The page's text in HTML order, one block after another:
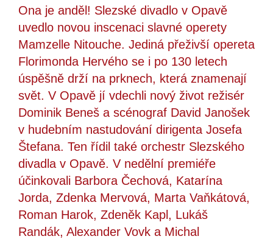
Ona je anděl! Slezské divadlo v Opavě
uvedlo novou inscenaci slavné operety
Mamzelle Nitouche. Jediná přeživší opereta
Florimonda Hervého se i po 130 letech
úspěšně drží na prknech, která znamenají
svět. V Opavě jí vdechli nový život režisér
Dominik Beneš a scénograf David Janošek
v hudebním nastudování dirigenta Josefa
Štefana. Ten řídil také orchestr Slezského
divadla v Opavě. V nedělní premiéře
účinkovali Barbora Čechová, Katarína
Jorda, Zdenka Mervová, Marta Vaňkátová,
Roman Harok, Zdeněk Kapl, Lukáš
Randák, Alexander Vovk a Michal